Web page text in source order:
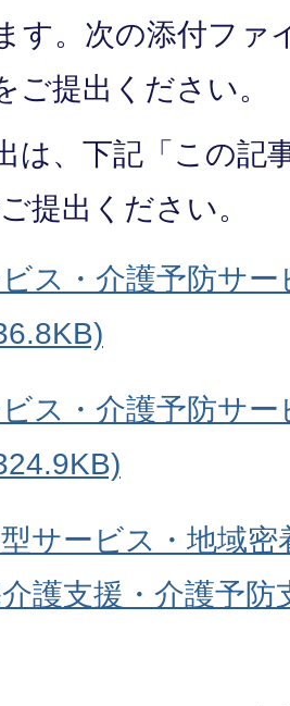
す。次の添付ファ
ご提出ください。
は、下記「この記
提出ください。
ス・介護予防サ
ス・介護予防サ
サービス・地域
護支援・介護予